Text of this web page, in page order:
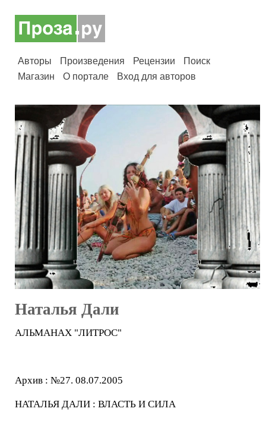
Авторы Произведения Рецензии
Поиск
Магазин
О портале Вход для авторов
Наталья Дали
АЛЬМАНАХ "ЛИТРОС"
Архив : №27. 08.07.2005
НАТАЛЬЯ ДАЛИ : ВЛАСТЬ И СИЛА